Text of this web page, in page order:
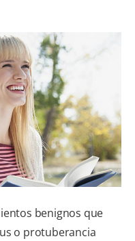
PARA PROFESIONALES
CL (ES)
SUSCRÍBASE
benignos que
o protuberancia